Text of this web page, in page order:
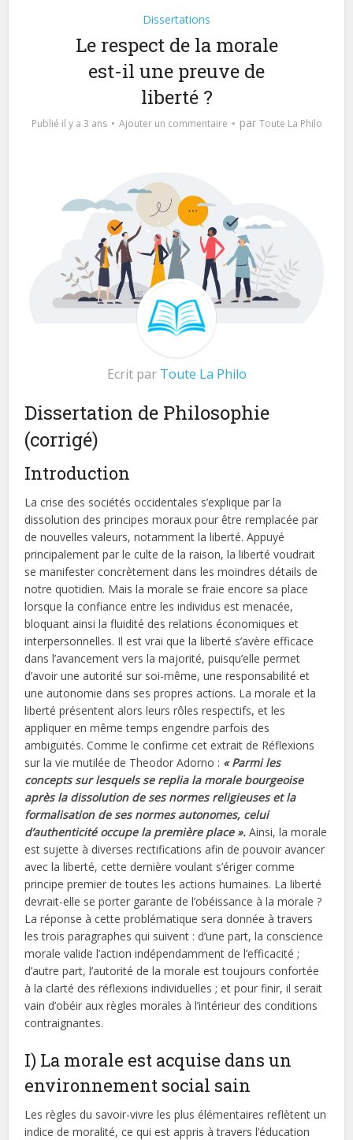
Dissertations
Le respect de la morale
est-il une preuve de
liberté ?
Publié il y a 3 ans Ajouter un commentaire par Toute La Philo
Ecrit par Toute La Philo
Dissertation de Philosophie
(corrigé)
Introduction
La crise des sociétés occidentales s’explique par la
dissolution des principes moraux pour être remplacée par
de nouvelles valeurs, notamment la liberté. Appuyé
principalement par le culte de la raison, la liberté voudrait
se manifester concrètement dans les moindres détails de
notre quotidien. Mais la morale se fraie encore sa place
lorsque la confiance entre les individus est menacée,
bloquant ainsi la fluidité des relations économiques et
interpersonnelles. Il est vrai que la liberté s’avère efficace
dans l’avancement vers la majorité, puisqu’elle permet
d’avoir une autorité sur soi-même, une responsabilité et
une autonomie dans ses propres actions. La morale et la
liberté présentent alors leurs rôles respectifs, et les
appliquer en même temps engendre parfois des
ambiguïtés. Comme le confirme cet extrait de Réflexions
sur la vie mutilée de Theodor Adorno : « Parmi les
concepts sur lesquels se replia la morale bourgeoise
après la dissolution de ses normes religieuses et la
formalisation de ses normes autonomes, celui
d’authenticité occupe la première place ». Ainsi, la morale
est sujette à diverses rectifications afin de pouvoir avancer
avec la liberté, cette dernière voulant s’ériger comme
principe premier de toutes les actions humaines. La liberté
devrait-elle se porter garante de l’obéissance à la morale ?
La réponse à cette problématique sera donnée à travers
les trois paragraphes qui suivent : d’une part, la conscience
morale valide l’action indépendamment de l’efficacité ;
d’autre part, l’autorité de la morale est toujours confortée
à la clarté des réflexions individuelles ; et pour finir, il serait
vain d’obéir aux règles morales à l’intérieur des conditions
contraignantes.
I) La morale est acquise dans un
environnement social sain
Les règles du savoir-vivre les plus élémentaires reflètent un
indice de moralité, ce qui est appris à travers l’éducation